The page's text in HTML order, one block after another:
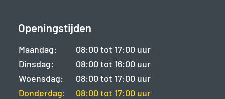
Openingstijden
Maandag:
08:00 tot 17:00 uur
Dinsdag:
08:00 tot 16:00 uur
Woensdag:
08:00 tot 17:00 uur
Donderdag:
08:00 tot 17:00 uur